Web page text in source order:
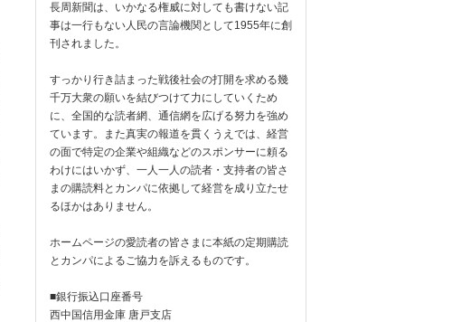
長周新聞は、いかなる権威に対しても書けない記
事は一行もない人民の言論機関として1955年に創
刊されました。
すっかり行き詰まった戦後社会の打開を求める幾
千万大衆の願いを結びつけて力にしていくため
に、全国的な読者網、通信網を広げる努力を強め
ています。また真実の報道を貫くうえでは、経営
の面で特定の企業や組織などのスポンサーに頼る
わけにはいかず、一人一人の読者・支持者の皆さ
まの購読料とカンパに依拠して経営を成り立たせ
るほかはありません。
ホームページの愛読者の皆さまに本紙の定期購読
とカンパによるご協力を訴えるものです。
■銀行振込口座番号
西中国信用金庫 唐戸支店